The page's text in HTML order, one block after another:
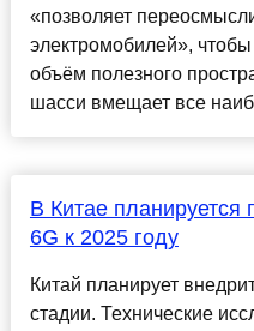
«позволяет
электромобилей»,
объём полезного
шасси вмещает все
В Китае планируется
6G к 2025 году
Китай планирует
стадии. Технические